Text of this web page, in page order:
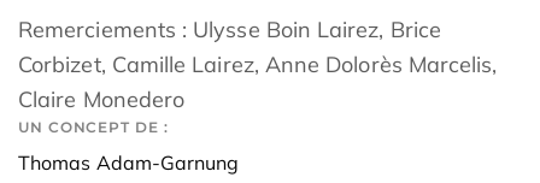
Remerciements : Ulysse Boin Lairez, Brice
Corbizet, Camille Lairez, Anne Dolorès Marcelis,
Claire Monedero
UN CONCEPT DE :
Thomas Adam-Garnung